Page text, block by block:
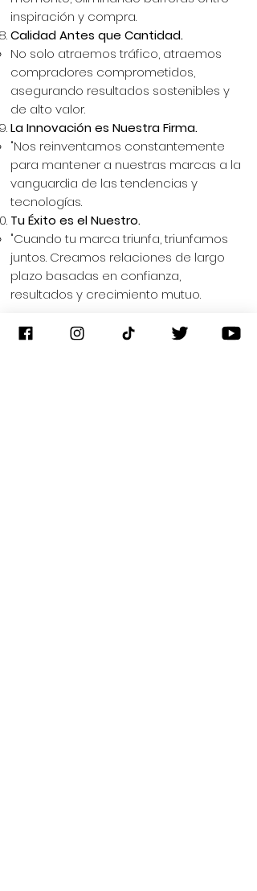
inspiración y compra.
Calidad Antes que Cantidad.
No solo atraemos tráfico, atraemos
compradores comprometidos,
asegurando resultados sostenibles y
de alto valor.
La Innovación es Nuestra Firma.
"Nos reinventamos constantemente
para mantener a nuestras marcas a la
vanguardia de las tendencias y
tecnologías.
Tu Éxito es el Nuestro.
"Cuando tu marca triunfa, triunfamos
juntos. Creamos relaciones de largo
plazo basadas en confianza,
resultados y crecimiento mutuo.
Espiritualidad
Oh Dios, te entrego mi negocio, me postro